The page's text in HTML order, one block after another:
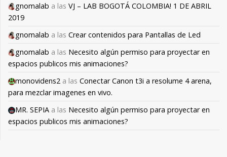
gnomalab a las VJ – LAB BOGOTÁ COLOMBIA! 1 DE ABRIL
2019
gnomalab a las Crear contenidos para Pantallas de Led
gnomalab a las Necesito algún permiso para proyectar en
espacios publicos mis animaciones?
monovidens2 a las Conectar Canon t3i a resolume 4 arena,
para mezclar imagenes en vivo.
MR. SEPIA a las Necesito algún permiso para proyectar en
espacios publicos mis animaciones?